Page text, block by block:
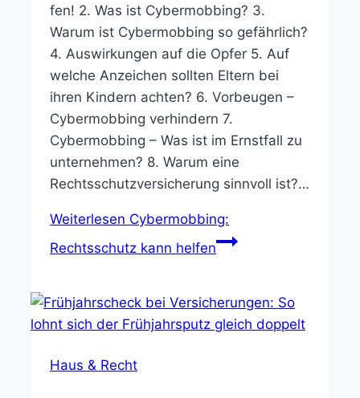
fen! 2. Was ist Cybermobbing? 3.
Warum ist Cybermobbing so gefährlich?
4. Auswirkungen auf die Opfer 5. Auf
welche Anzeichen sollten Eltern bei
ihren Kindern achten? 6. Vorbeugen –
Cybermobbing verhindern 7.
Cybermobbing – Was ist im Ernstfall zu
unternehmen? 8. Warum eine
Rechtsschutzversicherung sinnvoll ist?…
Weiterlesen Cybermobbing:
Rechtsschutz kann helfen
Haus & Recht